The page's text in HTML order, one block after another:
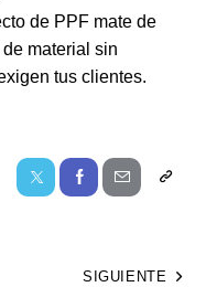
de PPF mate de
material sin
tus clientes.
SIGUIENTE